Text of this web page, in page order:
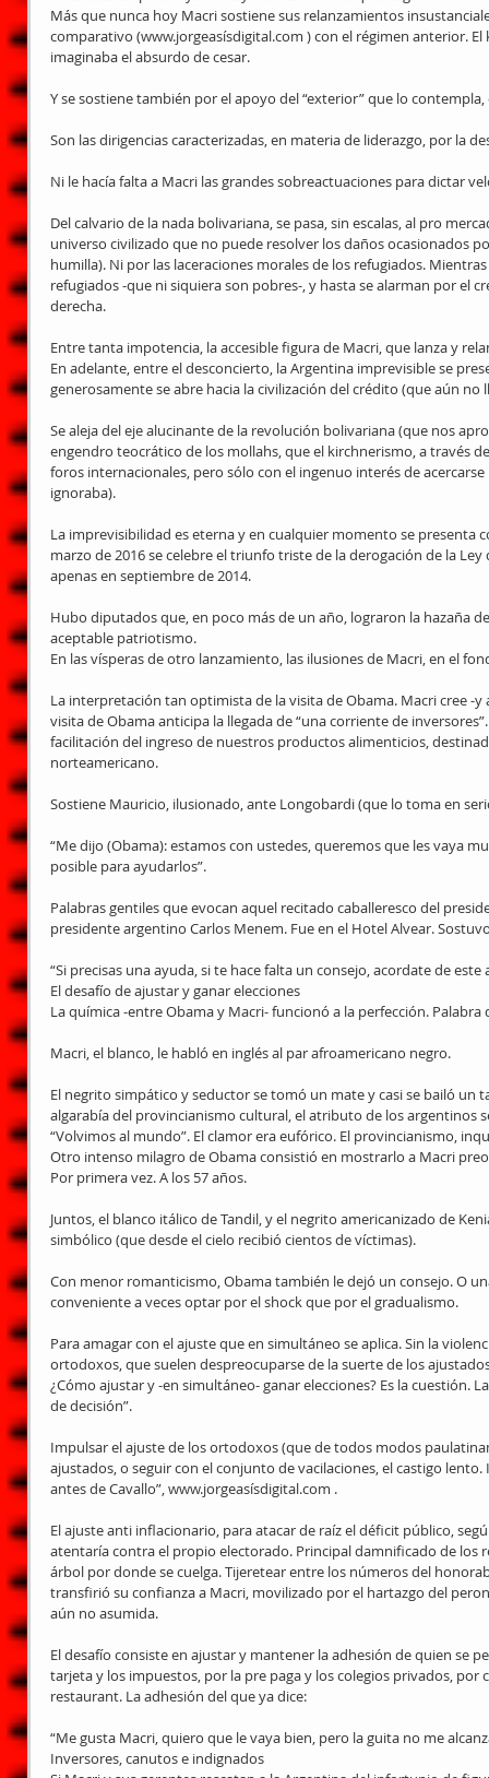
Más que nunca hoy Macri sostiene sus relanzamientos
comparativo (www.jorgeasísdigital.com ) con el régimen anterior.
imaginaba el absurdo de cesar.
Y se sostiene también por el apoyo del “exterior” que lo
Son las dirigencias caracterizadas, en materia de liderazgo, por la
Ni le hacía falta a Macri las grandes sobreactuaciones para dictar
Del calvario de la nada bolivariana, se pasa, sin escalas, al pro
universo civilizado que no puede resolver los daños ocasionados
humilla). Ni por las laceraciones morales de los refugiados.
refugiados -que ni siquiera son pobres-, y hasta se alarman por el
derecha.
Entre tanta impotencia, la accesible figura de Macri, que lanza y
En adelante, entre el desconcierto, la Argentina imprevisible se
generosamente se abre hacia la civilización del crédito (que aún no
Se aleja del eje alucinante de la revolución bolivariana (que nos
engendro teocrático de los mollahs, que el kirchnerismo, a través
foros internacionales, pero sólo con el ingenuo interés de
ignoraba).
La imprevisibilidad es eterna y en cualquier momento se presenta
marzo de 2016 se celebre el triunfo triste de la derogación de la
apenas en septiembre de 2014.
Hubo diputados que, en poco más de un año, lograron la hazaña
aceptable patriotismo.
En las vísperas de otro lanzamiento, las ilusiones de Macri, en el
La interpretación tan optimista de la visita de Obama. Macri cree -
visita de Obama anticipa la llegada de “una corriente de
facilitación del ingreso de nuestros productos alimenticios,
norteamericano.
Sostiene Mauricio, ilusionado, ante Longobardi (que lo toma en
“Me dijo (Obama): estamos con ustedes, queremos que les vaya
posible para ayudarlos”.
Palabras gentiles que evocan aquel recitado caballeresco del
presidente argentino Carlos Menem. Fue en el Hotel Alvear.
“Si precisas una ayuda, si te hace falta un consejo, acordate de este
El desafío de ajustar y ganar elecciones
La química -entre Obama y Macri- funcionó a la perfección. Palabra
Macri, el blanco, le habló en inglés al par afroamericano negro.
El negrito simpático y seductor se tomó un mate y casi se bailó un
algarabía del provincianismo cultural, el atributo de los argentinos
“Volvimos al mundo”. El clamor era eufórico. El provincianismo,
Otro intenso milagro de Obama consistió en mostrarlo a Macri
Por primera vez. A los 57 años.
Juntos, el blanco itálico de Tandil, y el negrito americanizado de
simbólico (que desde el cielo recibió cientos de víctimas).
Con menor romanticismo, Obama también le dejó un consejo. O
conveniente a veces optar por el shock que por el gradualismo.
Para amagar con el ajuste que en simultáneo se aplica. Sin la
ortodoxos, que suelen despreocuparse de la suerte de los
¿Cómo ajustar y -en simultáneo- ganar elecciones? Es la cuestión.
de decisión”.
Impulsar el ajuste de los ortodoxos (que de todos modos
ajustados, o seguir con el conjunto de vacilaciones, el castigo
antes de Cavallo”, www.jorgeasísdigital.com .
El ajuste anti inflacionario, para atacar de raíz el déficit público,
atentaría contra el propio electorado. Principal damnificado de los
árbol por donde se cuelga. Tijeretear entre los números del
transfirió su confianza a Macri, movilizado por el hartazgo del
aún no asumida.
El desafío consiste en ajustar y mantener la adhesión de quien se
tarjeta y los impuestos, por la pre paga y los colegios privados, por
restaurant. La adhesión del que ya dice:
“Me gusta Macri, quiero que le vaya bien, pero la guita no me
Inversores, canutos e indignados